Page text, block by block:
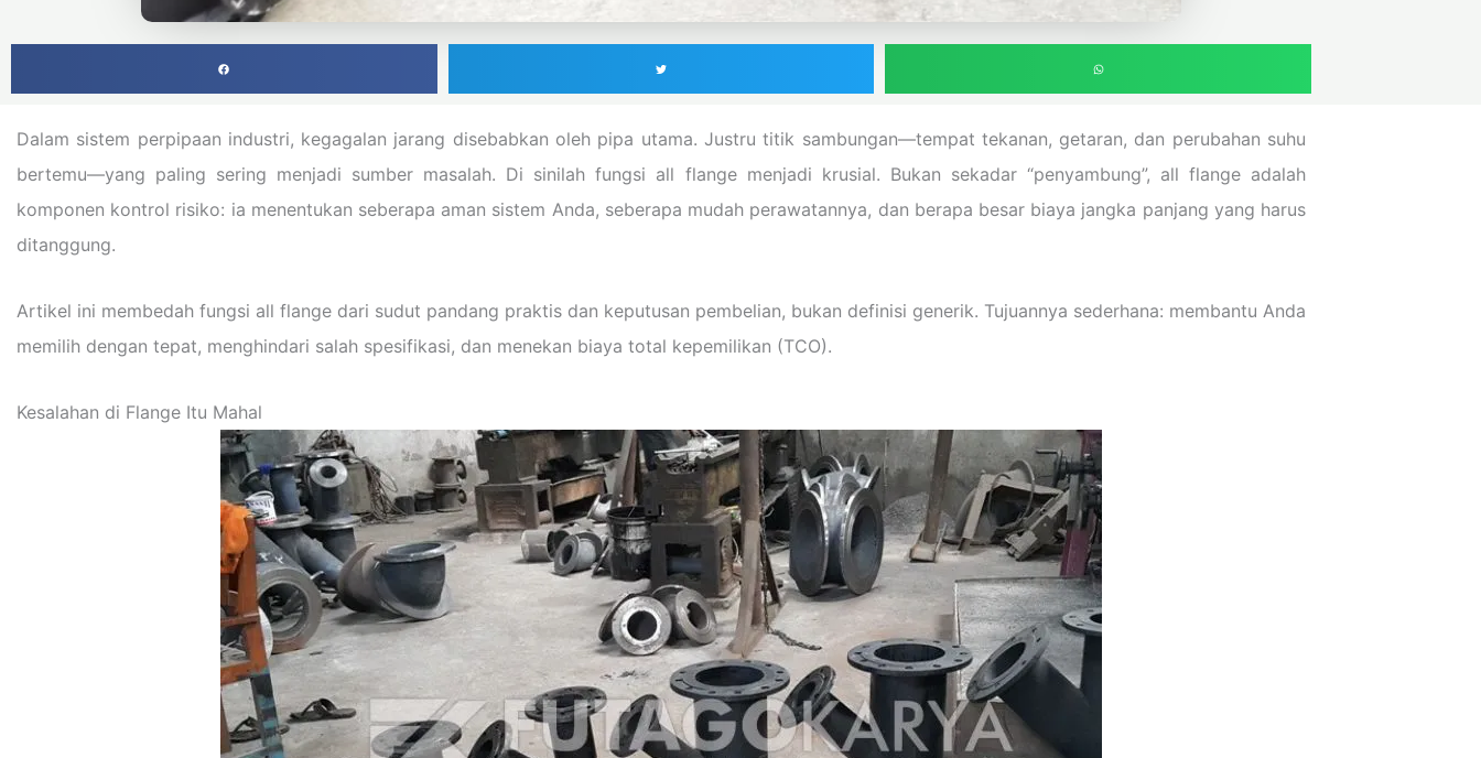
Dalam sistem perpipaan industri, kegagalan jarang disebabkan oleh pipa utama. Justru titik sambungan—tempat tekanan, getaran, dan perubahan suhu
bertemu—yang paling sering menjadi sumber masalah. Di sinilah fungsi all flange menjadi krusial. Bukan sekadar “penyambung”, all flange adalah
komponen kontrol risiko: ia menentukan seberapa aman sistem Anda, seberapa mudah perawatannya, dan berapa besar biaya jangka panjang yang harus
ditanggung.
Artikel ini membedah fungsi all flange dari sudut pandang praktis dan keputusan pembelian, bukan definisi generik. Tujuannya sederhana: membantu Anda
memilih dengan tepat, menghindari salah spesifikasi, dan menekan biaya total kepemilikan (TCO).
Kesalahan di Flange Itu Mahal